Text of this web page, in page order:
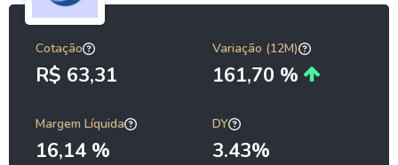
Cotação
R$ 63,31
Variação (12M)
161,70 %
Margem Líquida
16,14 %
DY
3.43%